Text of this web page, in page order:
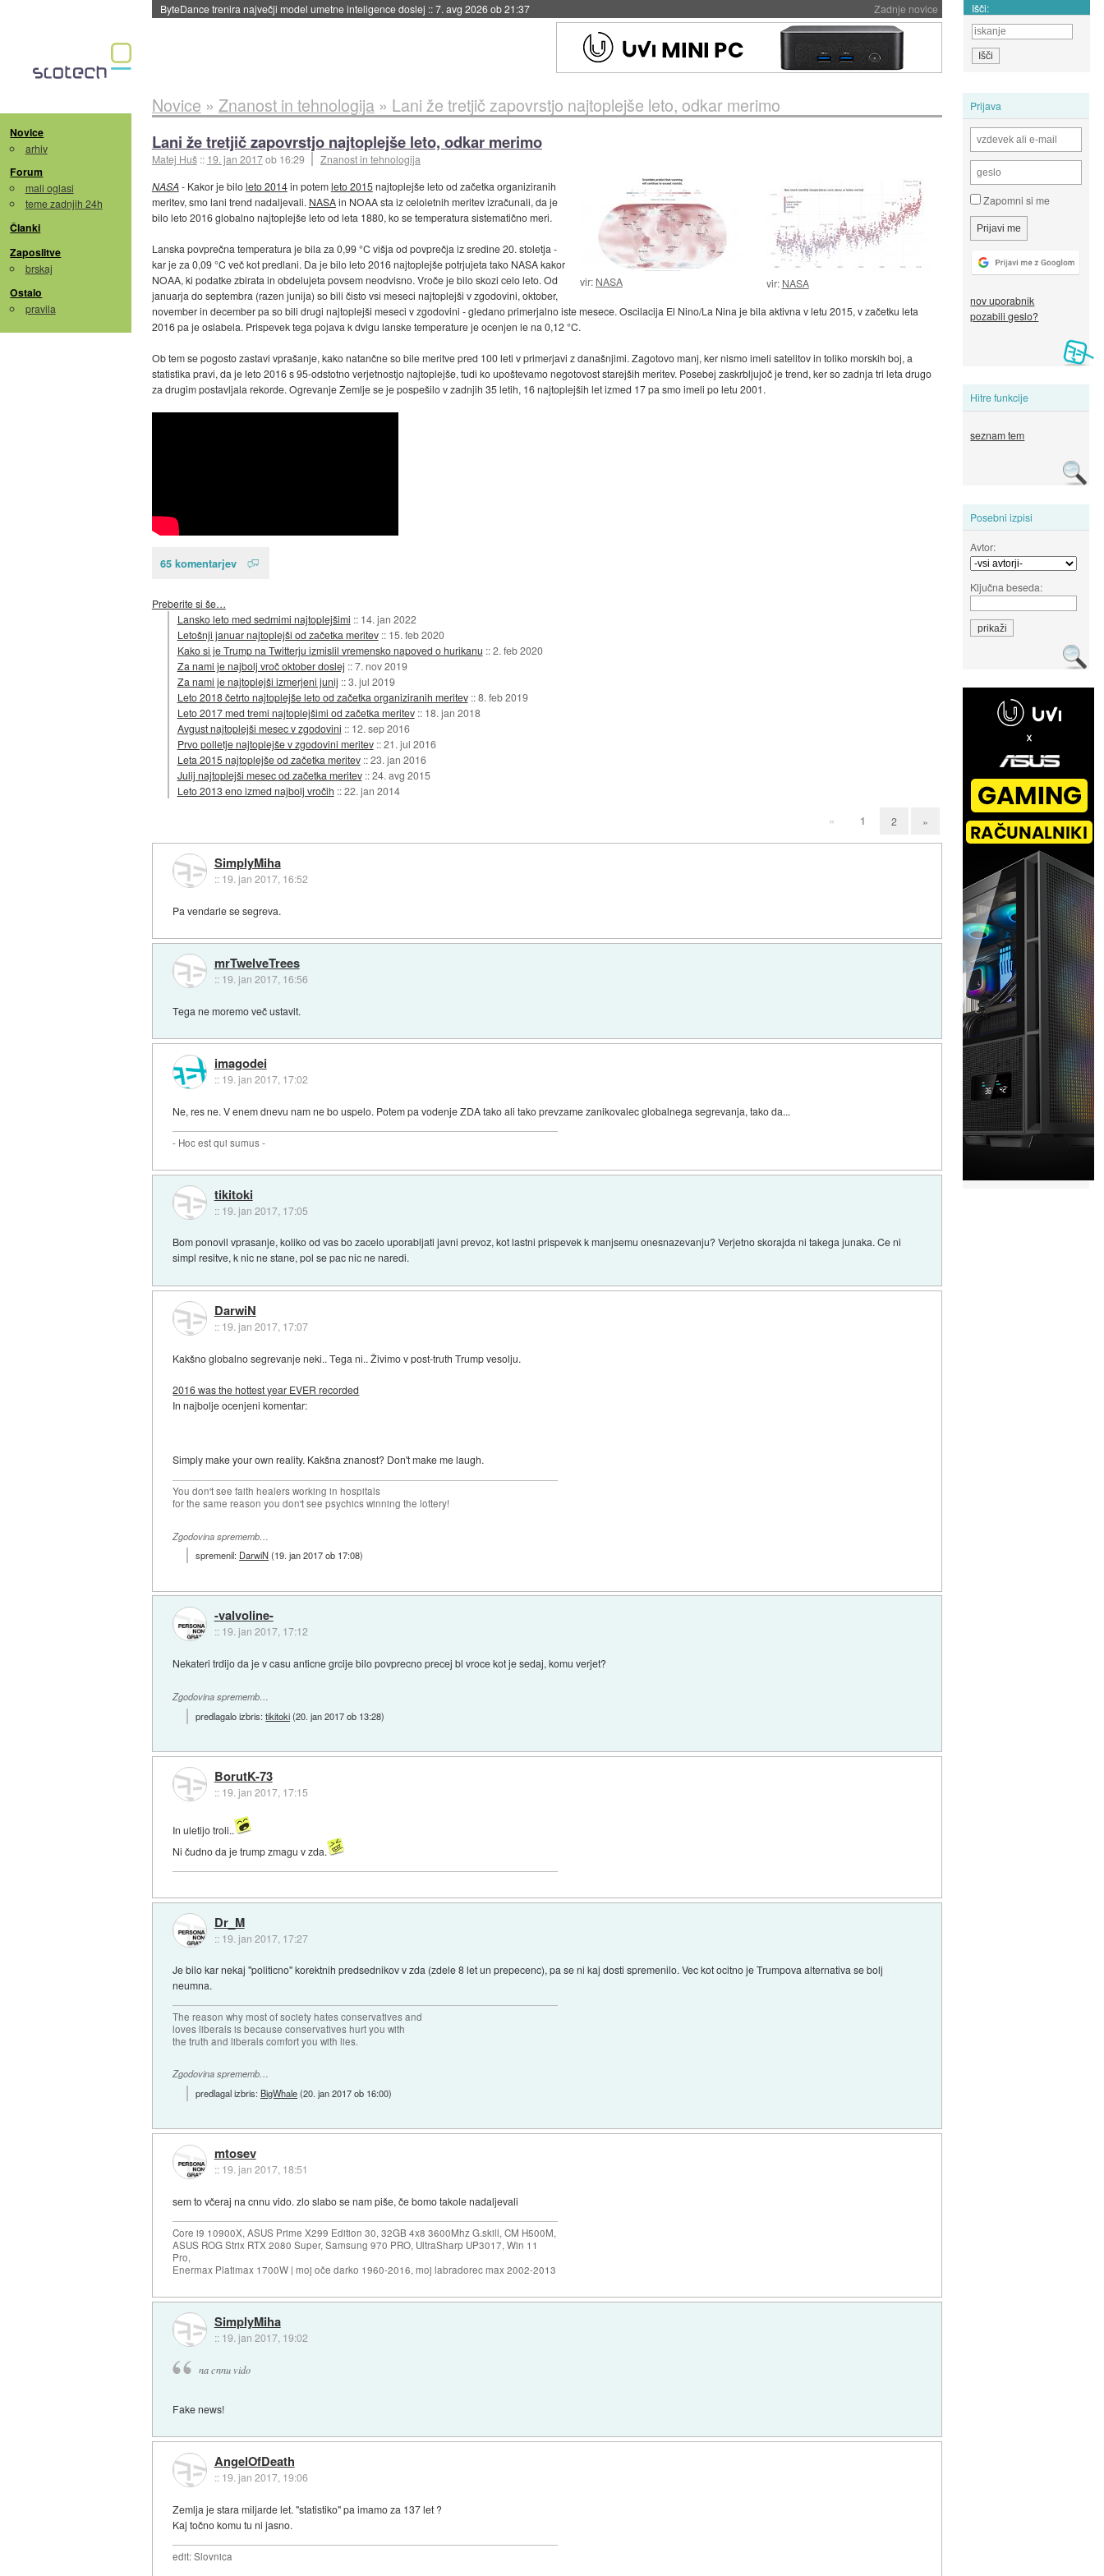
Zadnje novice
ByteDance trenira največji model umetne inteligence doslej ::7. avg 2026 ob 21:37 Išči:
Novice
arhiv
Forum
mali oglasi
teme zadnjih 24h
Članki
Zaposlitve
brskaj
Ostalo
pravila
Prijava
Zapomni si me
nov uporabnik
pozabili geslo?
Hitre funkcije
seznam tem
Posebni izpisi
Avtor:
Ključna beseda:
Novice » Znanost in tehnologija» Lani že tretjič zapovrstjo najtoplejše leto, odkar merimo
Lani že tretjič zapovrstjo najtoplejše leto, odkar merimo
Matej Huš :: 19. jan 2017ob 16:29 Znanost in tehnologija
vir: NASA
vir: NASA
NASA- Kakor je biloleto 2014in potemleto 2015najtoplejše leto od začetka organiziranih
meritev, smo lani trend nadaljevali. NASAin NOAA sta iz celoletnih meritev izračunali, da je
bilo leto 2016 globalno najtoplejše leto od leta 1880, ko se temperatura sistematično meri.
Lanska povprečna temperatura je bila za 0,99 °C višja od povprečja iz sredine 20. stoletja -
kar je za 0,09 °C več kot predlani. Da je bilo leto 2016 najtoplejše potrjujeta tako NASA kakor
NOAA, ki podatke zbirata in obdelujeta povsem neodvisno. Vroče je bilo skozi celo leto. Od
januarja do septembra (razen junija) so bili čisto vsi meseci najtoplejši v zgodovini, oktober,
november in december pa so bili drugi najtoplejši meseci v zgodovini - gledano primerjalno iste mesece. Oscilacija El Nino/La Nina je bila aktivna v letu 2015, v začetku leta
2016 pa je oslabela. Prispevek tega pojava k dvigu lanske temperature je ocenjen le na 0,12 °C.
Ob tem se pogosto zastavi vprašanje, kako natančne so bile meritve pred 100 leti v primerjavi z današnjimi. Zagotovo manj, ker nismo imeli satelitov in toliko morskih boj, a
statistika pravi, da je leto 2016 s 95-odstotno verjetnostjo najtoplejše, tudi ko upoštevamo negotovost starejših meritev. Posebej zaskrbljujoč je trend, ker so zadnja tri leta drugo
za drugim postavljala rekorde. Ogrevanje Zemlje se je pospešilo v zadnjih 35 letih, 16 najtoplejših let izmed 17 pa smo imeli po letu 2001.
65 komentarjev
Preberite si še…
Lansko leto med sedmimi najtoplejšimi :: 14. jan 2022
Letošnji januar najtoplejši od začetka meritev :: 15. feb 2020
Kako si je Trump na Twitterju izmislil vremensko napoved o hurikanu ::2. feb 2020
Za nami je najbolj vroč oktober doslej ::7. nov 2019
Za nami je najtoplejši izmerjeni junij ::3. jul 2019
Leto 2018 četrto najtoplejše leto od začetka organiziranih meritev ::8. feb 2019
Leto 2017 med tremi najtoplejšimi od začetka meritev :: 18. jan 2018
Avgust najtoplejši mesec v zgodovini :: 12. sep 2016
Prvo polletje najtoplejše v zgodovini meritev ::21. jul 2016
Leta 2015 najtoplejše od začetka meritev ::23. jan 2016
Julij najtoplejši mesec od začetka meritev ::24. avg 2015
Leto 2013 eno izmed najbolj vročih ::22. jan 2014
« 1 2 »
SimplyMiha
:: 19. jan 2017, 16:52
Pa vendarle se segreva.
mrTwelveTrees
:: 19. jan 2017, 16:56
Tega ne moremo več ustavit.
imagodei
:: 19. jan 2017, 17:02
Ne, res ne. V enem dnevu nam ne bo uspelo. Potem pa vodenje ZDA tako ali tako prevzame zanikovalec globalnega segrevanja, tako da...
- Hoc est qui sumus -
tikitoki
:: 19. jan 2017, 17:05
Bom ponovil vprasanje, koliko od vas bo zacelo uporabljati javni prevoz, kot lastni prispevek k manjsemu onesnazevanju? Verjetno skorajda ni takega junaka. Ce ni
simpl resitve, k nic ne stane, pol se pac nic ne naredi.
DarwiN
:: 19. jan 2017, 17:07
Kakšno globalno segrevanje neki.. Tega ni.. Živimo v post-truth Trump vesolju.
2016 was the hottest year EVER recorded
In najbolje ocenjeni komentar:
Simply make your own reality. Kakšna znanost? Don't make me laugh.
You don't see faith healers working in hospitals
for the same reason you don't see psychics winning the lottery!
Zgodovina sprememb…
spremenil: DarwiN(19. jan 2017 ob 17:08)
-valvoline-
:: 19. jan 2017, 17:12
Nekateri trdijo da je v casu anticne grcije bilo povprecno precej bl vroce kot je sedaj, komu verjet?
Zgodovina sprememb…
predlagalo izbris:tikitoki(20. jan 2017 ob 13:28)
BorutK-73
:: 19. jan 2017, 17:15
In uletijo troli..
Ni čudno da je trump zmagu v zda.
Dr_M
:: 19. jan 2017, 17:27
Je bilo kar nekaj "politicno" korektnih predsednikov v zda (zdele 8 let un prepecenc), pa se ni kaj dosti spremenilo. Vec kot ocitno je Trumpova alternativa se bolj
neumna.
The reason why most of society hates conservatives and
loves liberals is because conservatives hurt you with
the truth and liberals comfort you with lies.
Zgodovina sprememb…
predlagal izbris:BigWhale(20. jan 2017 ob 16:00)
mtosev
:: 19. jan 2017, 18:51
sem to včeraj na cnnu vido. zlo slabo se nam piše, če bomo takole nadaljevali
Core i9 10900X, ASUS Prime X299 Edition 30, 32GB 4x8 3600Mhz G.skill, CM H500M,
ASUS ROG Strix RTX 2080 Super, Samsung 970 PRO, UltraSharp UP3017, Win 11
Pro,
Enermax Platimax 1700W | moj oče darko 1960-2016, moj labradorec max 2002-2013
SimplyMiha
:: 19. jan 2017, 19:02
na cnnu vido
Fake news!
AngelOfDeath
:: 19. jan 2017, 19:06
Zemlja je stara miljarde let. "statistiko" pa imamo za 137 let ?
Kaj točno komu tu ni jasno.
edit: Slovnica